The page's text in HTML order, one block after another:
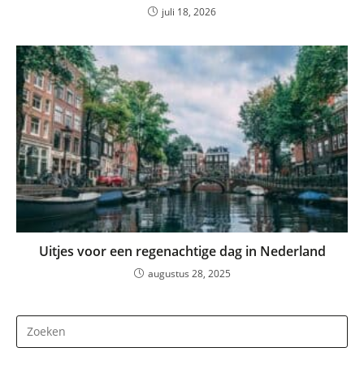
juli 18, 2026
Uitjes voor een regenachtige dag in Nederland
augustus 28, 2025
op